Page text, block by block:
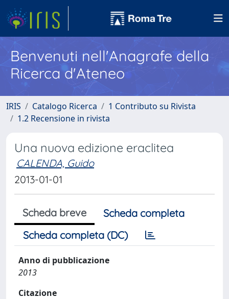
Benvenuti nell'Anagrafe della
Ricerca d'Ateneo
IRIS Catalogo Ricerca
1 Contributo su Rivista
1.2 Recensione in rivista
Una nuova edizione eraclitea
CALENDA, Guido
2013-01-01
Scheda breve
Scheda completa
Scheda completa (DC)
Anno di pubblicazione
2013
Citazione